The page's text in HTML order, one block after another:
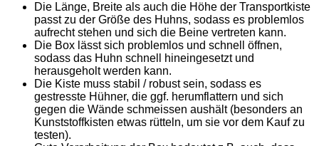
Die Länge, Breite als auch die Höhe der Transportkiste
passt zu der Größe des Huhns, sodass es problemlos
aufrecht stehen und sich die Beine vertreten kann.
Die Box lässt sich problemlos und schnell öffnen,
sodass das Huhn schnell hineingesetzt und
herausgeholt werden kann.
Die Kiste muss stabil / robust sein, sodass es
gestresste Hühner, die ggf. herumflattern und sich
gegen die Wände schmeissen aushält (besonders an
Kunststoffkisten etwas rütteln, um sie vor dem Kauf zu
testen).